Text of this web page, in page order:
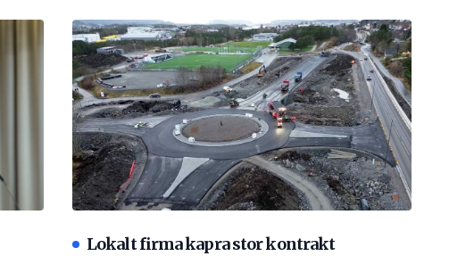
Lokalt firma kapra stor kontrakt